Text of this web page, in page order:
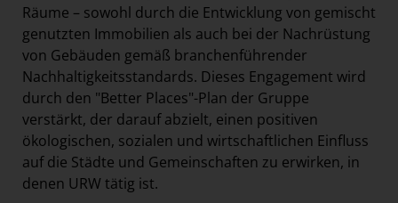
Räume – sowohl durch die Entwicklung von gemischt
genutzten Immobilien als auch bei der Nachrüstung
von Gebäuden gemäß branchenführender
Nachhaltigkeitsstandards. Dieses Engagement wird
durch den "Better Places"-Plan der Gruppe
verstärkt, der darauf abzielt, einen positiven
ökologischen, sozialen und wirtschaftlichen Einfluss
auf die Städte und Gemeinschaften zu erwirken, in
denen URW tätig ist.